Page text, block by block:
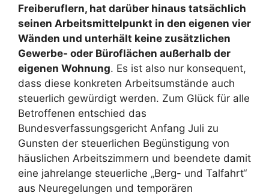
Freiberuflern, hat darüber hinaus tatsächlich
seinen Arbeitsmittelpunkt in den eigenen vier
Wänden und unterhält keine zusätzlichen
Gewerbe- oder Büroflächen außerhalb der
eigenen Wohnung. Es ist also nur konsequent,
dass diese konkreten Arbeitsumstände auch
steuerlich gewürdigt werden. Zum Glück für alle
Betroffenen entschied das
Bundesverfassungsgericht Anfang Juli zu
Gunsten der steuerlichen Begünstigung von
häuslichen Arbeitszimmern und beendete damit
eine jahrelange steuerliche „Berg- und Talfahrt“
aus Neuregelungen und temporären